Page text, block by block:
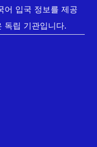
어 입국 정보를 제공
독립 기관입니다.